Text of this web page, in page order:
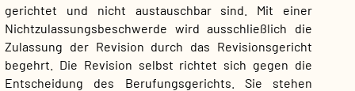
gerichtet und nicht austauschbar sind. Mit einer
Nichtzulassungsbeschwerde wird ausschließlich die
Zulassung der Revision durch das Revisionsgericht
begehrt. Die Revision selbst richtet sich gegen die
Entscheidung des Berufungsgerichts. Sie stehen